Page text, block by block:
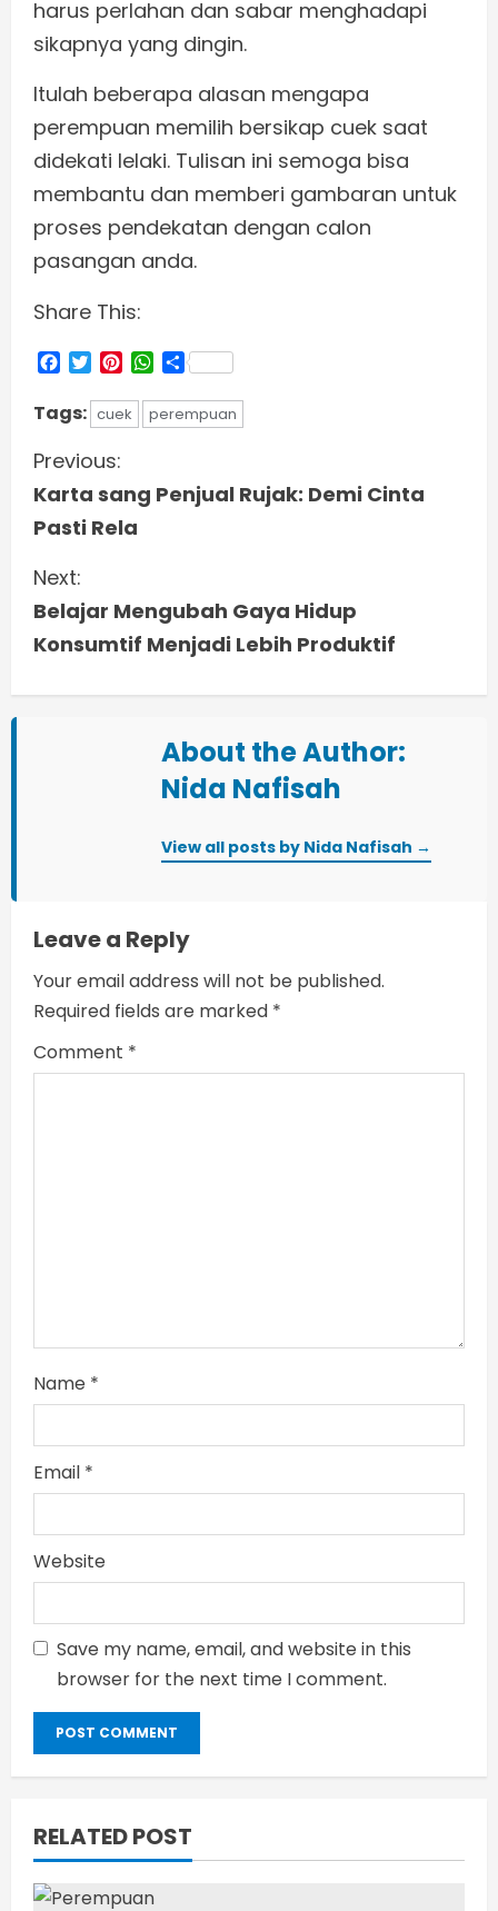
harus perlahan dan sabar menghadapi
sikapnya yang dingin.
Itulah beberapa alasan mengapa
perempuan memilih bersikap cuek saat
didekati lelaki. Tulisan ini semoga bisa
membantu dan memberi gambaran untuk
proses pendekatan dengan calon
pasangan anda.
Share This:
Facebook
TwitterPinterestWhatsApp
Share
Tags: cuek perempuan
C
o
n
t
i
n
a
d
i
n
Previous:
Karta sang Penjual Rujak: Demi Cinta
Pasti Rela
Next:
Belajar Mengubah Gaya Hidup
Konsumtif Menjadi Lebih Produktif
About the Author:
Nida Nafisah
View all posts by Nida Nafisah →
Leave a Reply
Your email address will not be published.
Required fields are marked *
Comment *
Name *
Email *
Website
Save my name, email, and website in this
browser for the next time I comment.
RELATED POST